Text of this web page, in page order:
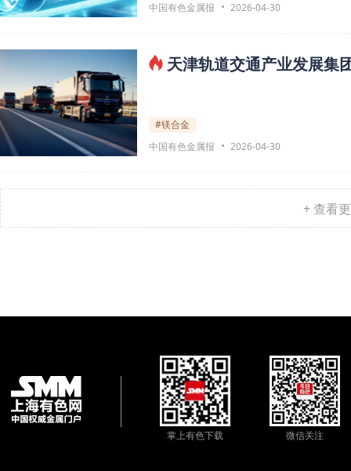
中国有色金属报
2026-04-30
天津轨道交通产业发展集
#镁合金
中国有色金属报
2026-04-30
+ 查看
掌上有色下载 微信关注